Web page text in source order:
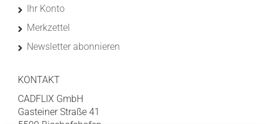
Ihr Konto
Merkzettel
Newsletter abonnieren
KONTAKT
CADFLIX GmbH
Gasteiner Straße 41